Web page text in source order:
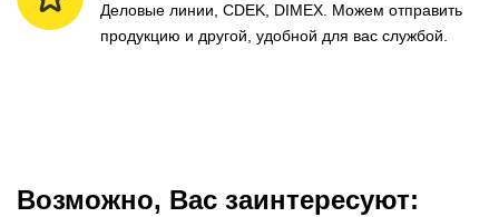
Деловые линии, CDEK, DIMEX. Можем отправить
продукцию и другой, удобной для вас службой.
Возможно, Вас заинтересуют: